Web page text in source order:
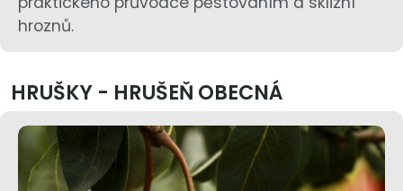
hroznů.
HRUŠKY - HRUŠEŇ OBECNÁ